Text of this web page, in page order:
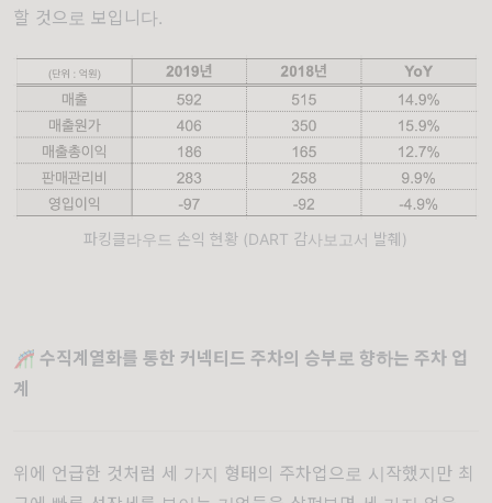
할 것으로 보입니다.
파킹클라우드 손익 현황 (DART 감사보고서 발췌)
🎢 수직계열화를 통한 커넥티드 주차의 승부로 향하는 주차 업
계
위에 언급한 것처럼 세 가지 형태의 주차업으로 시작했지만 최